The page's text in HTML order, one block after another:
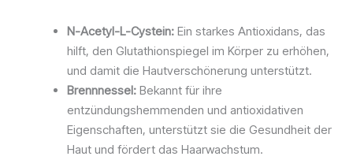
N-Acetyl-L-Cystein: Ein starkes Antioxidans, das
hilft, den Glutathionspiegel im Körper zu erhöhen,
und damit die Hautverschönerung unterstützt.
Brennnessel: Bekannt für ihre
entzündungshemmenden und antioxidativen
Eigenschaften, unterstützt sie die Gesundheit der
Haut und fördert das Haarwachstum.